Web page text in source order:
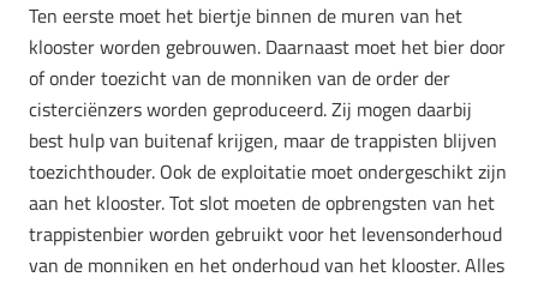
Ten eerste moet het biertje binnen de muren van het
klooster worden gebrouwen. Daarnaast moet het bier door
of onder toezicht van de monniken van de order der
cisterciënzers worden geproduceerd. Zij mogen daarbij
best hulp van buitenaf krijgen, maar de trappisten blijven
toezichthouder. Ook de exploitatie moet ondergeschikt zijn
aan het klooster. Tot slot moeten de opbrengsten van het
trappistenbier worden gebruikt voor het levensonderhoud
van de monniken en het onderhoud van het klooster. Alles